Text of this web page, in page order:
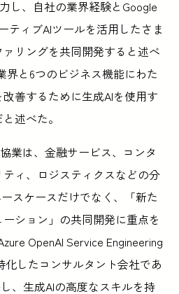
し、自社の業界経験とGoogle
ティブAIツールを活用したさま
リングを共同開発すると述べ
界と6つのビジネス機能にわた
善するために生成AIを使用す
述べた。
業は、金融サービス、コンタ
ィ、ロジスティクスなどの分
スケースだけでなく、「新た
ション」の共同開発に重点を
OpenAI Service Engineering
したコンサルタント会社であ
、生成AIの高度なスキルを持